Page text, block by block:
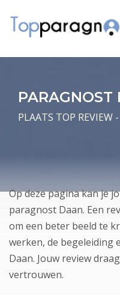
PARAGNOST
PLAATS TOP REVIEW
Op deze pagina kan je
paragnost Daan. Een
om een beter beeld te
werken, de begeleiding
Daan. Jouw review
vertrouwen.